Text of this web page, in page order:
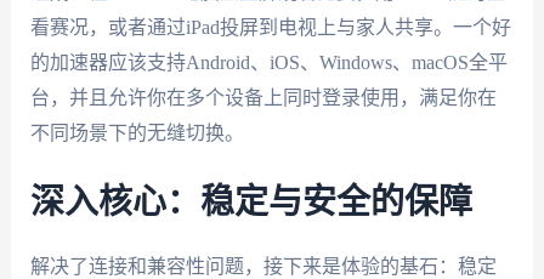
看赛况，或者通过iPad投屏到电视上与家人共享。一个好
的加速器应该支持Android、iOS、Windows、macOS全平
台，并且允许你在多个设备上同时登录使用，满足你在
不同场景下的无缝切换。
深入核心：稳定与安全的保障
解决了连接和兼容性问题，接下来是体验的基石：稳定